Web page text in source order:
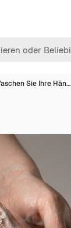
Sie Ihre Hän…